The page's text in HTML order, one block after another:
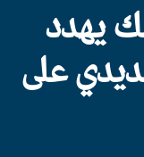
يهدد
على